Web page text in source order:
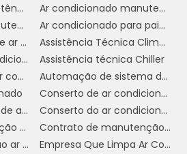
inclui ainspeção
elétricos e
envolve checar conexões
e ventiladores, garantindo
corretamente e
realizar
ajustes no
Ar condicionado assistência técnica
Ar condicionado manutenção
Ar condicionado manutenção preventiva
Ar condicionado para painel elétrico
Assistencia tecnica de ar condicionado
Assistência Técnica Climatizador
Assistência de ar condicionado
Assistência técnica Chiller
Assistência técnica ar condicionado
Automação de sistema de ar condicionado
Conserto de ar condicionado
Conserto de sistema de ar condicionado
Conserto do ar condicionado
Conserto e manutenção de ar condicionado
Contrato de manutenção de ar condicionado
Contrato manutenção ar condicionado
Empresa Que Limpa Ar Condicionado